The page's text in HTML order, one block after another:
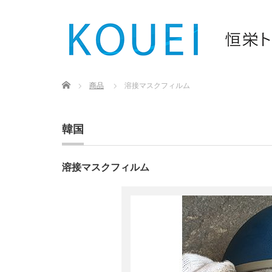
Home 商品 溶接マスクフィルム
韓国
溶接マスクフィルム